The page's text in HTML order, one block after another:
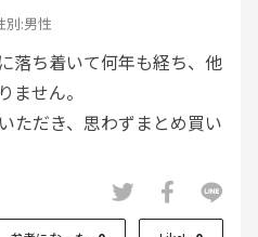
別:男性
落ち着いて何年も経ち、他
ません。
ただき、思わずまとめ買い